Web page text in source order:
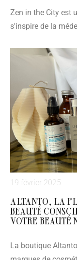
Zen in the City est
s'inspire de la
19 février 2025
ALTANTO, LA
BEAUTÉ
VOTRE BEAUTÉ
La boutique